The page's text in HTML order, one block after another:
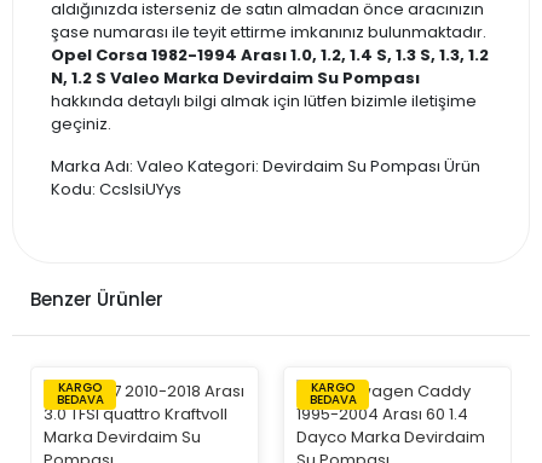
aldığınızda isterseniz de satın almadan önce aracınızın
şase numarası ile teyit ettirme imkanınız bulunmaktadır.
Opel Corsa 1982-1994 Arası 1.0, 1.2, 1.4 S, 1.3 S, 1.3, 1.2
N, 1.2 S Valeo Marka Devirdaim Su Pompası
hakkında detaylı bilgi almak için lütfen bizimle iletişime
geçiniz.
Marka Adı: Valeo Kategori: Devirdaim Su Pompası Ürün
Kodu: CcslsiUYys
Benzer Ürünler
KARGO
BEDAVA
KARGO
BEDAVA